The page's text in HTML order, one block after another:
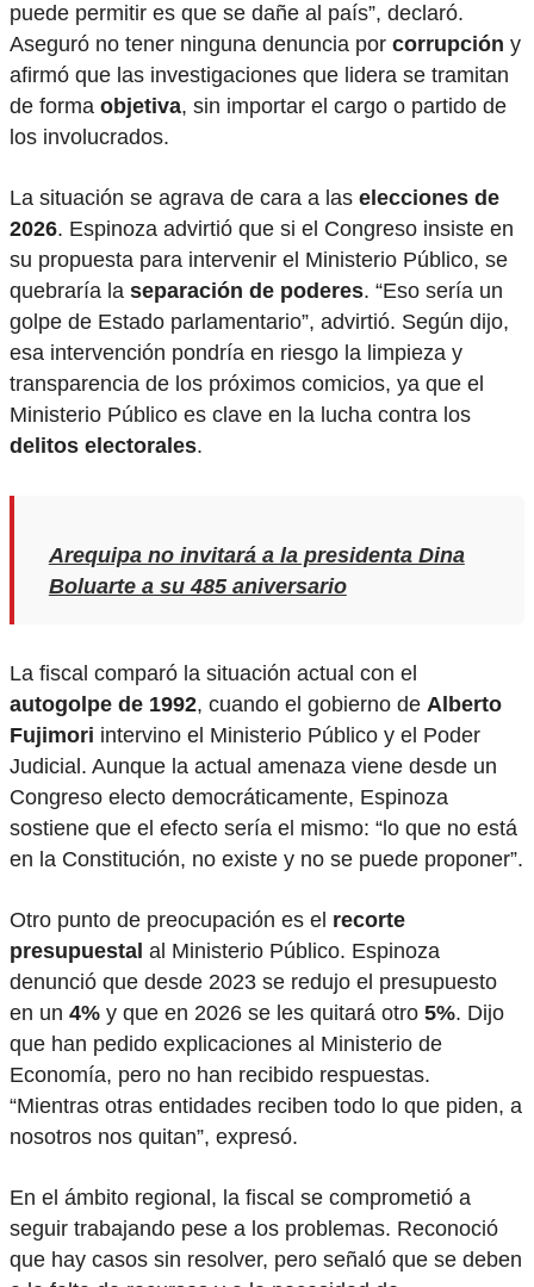
puede permitir es que se dañe al país”, declaró.
Aseguró no tener ninguna denuncia por corrupción y
afirmó que las investigaciones que lidera se tramitan
de forma objetiva, sin importar el cargo o partido de
los involucrados.
La situación se agrava de cara a las elecciones de
2026. Espinoza advirtió que si el Congreso insiste en
su propuesta para intervenir el Ministerio Público, se
quebraría la separación de poderes. “Eso sería un
golpe de Estado parlamentario”, advirtió. Según dijo,
esa intervención pondría en riesgo la limpieza y
transparencia de los próximos comicios, ya que el
Ministerio Público es clave en la lucha contra los
delitos electorales.
Arequipa no invitará a la presidenta Dina
Boluarte a su 485 aniversario
La fiscal comparó la situación actual con el
autogolpe de 1992, cuando el gobierno de Alberto
Fujimori intervino el Ministerio Público y el Poder
Judicial. Aunque la actual amenaza viene desde un
Congreso electo democráticamente, Espinoza
sostiene que el efecto sería el mismo: “lo que no está
en la Constitución, no existe y no se puede proponer”.
Otro punto de preocupación es el recorte
presupuestal al Ministerio Público. Espinoza
denunció que desde 2023 se redujo el presupuesto
en un 4% y que en 2026 se les quitará otro 5%. Dijo
que han pedido explicaciones al Ministerio de
Economía, pero no han recibido respuestas.
“Mientras otras entidades reciben todo lo que piden, a
nosotros nos quitan”, expresó.
En el ámbito regional, la fiscal se comprometió a
seguir trabajando pese a los problemas. Reconoció
que hay casos sin resolver, pero señaló que se deben